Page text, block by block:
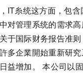
IT糸统这方面，包
对管理系统的需求
于国际财务报告准
多企業開始重新研
益增加。 本公司以